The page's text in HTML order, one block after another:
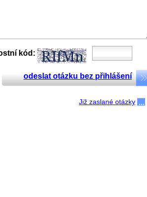
kód:
odeslat otázku bez přihlášení
Již zaslané otázky